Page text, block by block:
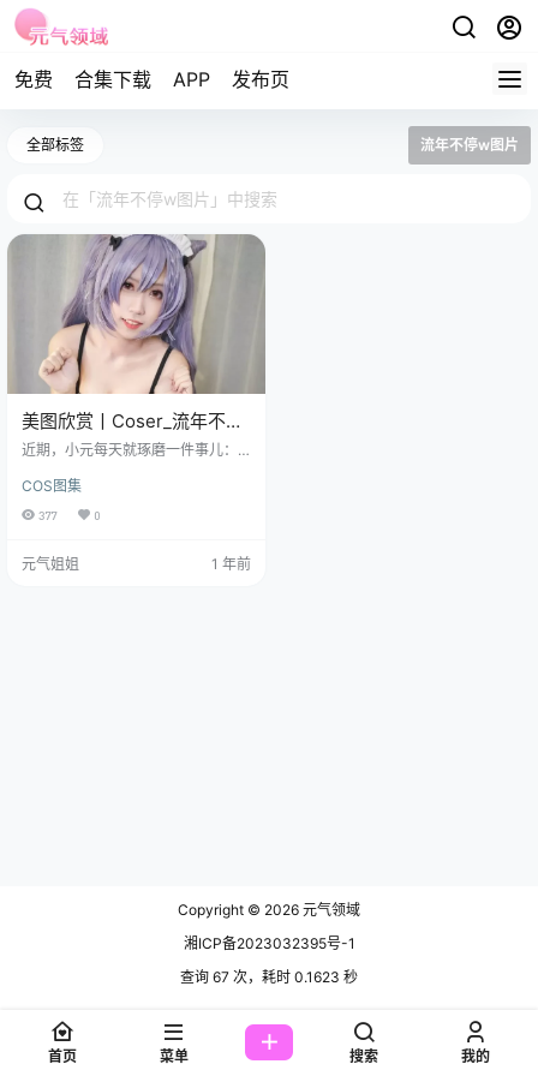
免费 合集下载 APP 发布页
全部标签 流年不停w图片
美图欣赏丨Coser_流年不停
w全部图片集之cos刻晴赏析
近期，小元每天就琢磨一件事儿：
们是不知道，我这浏览器收藏夹
里，乱七八糟的链接存的，比我这
知时，嘿，让我给刨着宝了，就是
COS图集
377 0
元气姐姐 1 年前
Copyright © 2026 元气领域
湘ICP备2023032395号-1
查询 67 次，耗时 0.1623 秒
首页 菜单 搜索 我的